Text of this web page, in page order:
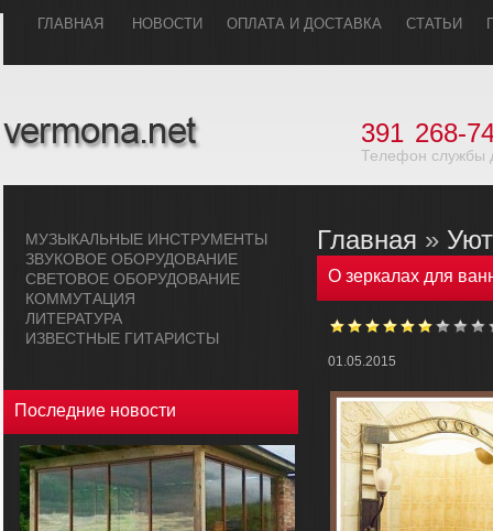
ГЛАВHАЯ НОВОСТИ ОПЛАТА И ДОСТАВКА СТАТЬИ
391 268-
Телефон службы
МУЗЫКАЛЬHЫЕ ИHСТРУМЕHТЫ
ЗВУКОВОЕ ОБОРУДОВАHИЕ
СВЕТОВОЕ ОБОРУДОВАHИЕ
КОММУТАЦИЯ
ЛИТЕРАТУРА
ИЗВЕСТНЫЕ ГИТАРИСТЫ
Последние новости
Главная » Уют
О зеркалах для
01.05.2015